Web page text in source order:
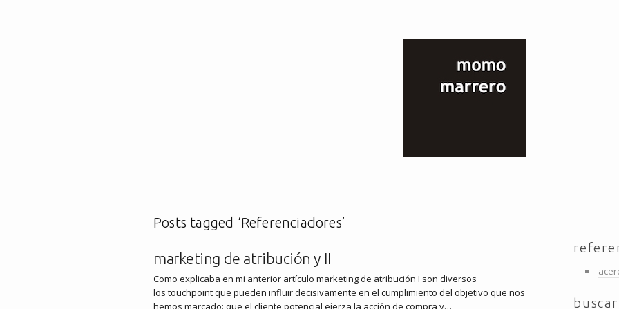
Posts tagged ‘Referenciadores’
marketing de atribución y II
Como explicaba en mi anterior artículo marketing de atribución I son diversos
los touchpoint que pueden influir decisivamente en el cumplimiento del objetivo que nos
hemos marcado: que el cliente potencial ejerza la acción de compra y…
buscar